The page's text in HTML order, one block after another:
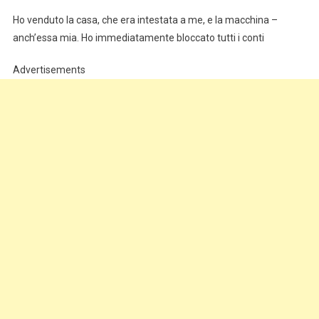
Ho venduto la casa, che era intestata a me, e la macchina –
anch’essa mia. Ho immediatamente bloccato tutti i conti
Advertisements